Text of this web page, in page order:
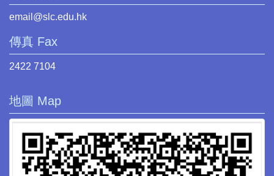
email@slc.edu.hk
傳真 Fax
2422 7104
地圖 Map